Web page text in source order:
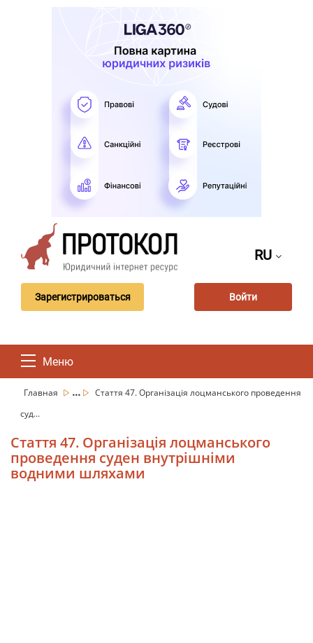
RU
Зарегистрироваться Войти
Меню
Главная ...
Стаття 47. Організація лоцманського проведення
суд...
Стаття 47. Організація лоцманського
проведення суден внутрішніми
водними шляхами